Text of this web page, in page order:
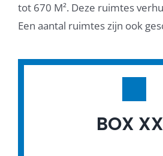
tot 670 M². Deze ruimtes
Een aantal ruimtes zijn ook
BOX